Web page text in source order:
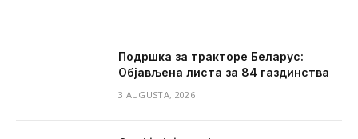
Подршка за тракторе Беларус:
Објављена листа за 84 газдинства
3 AUGUSTA, 2026